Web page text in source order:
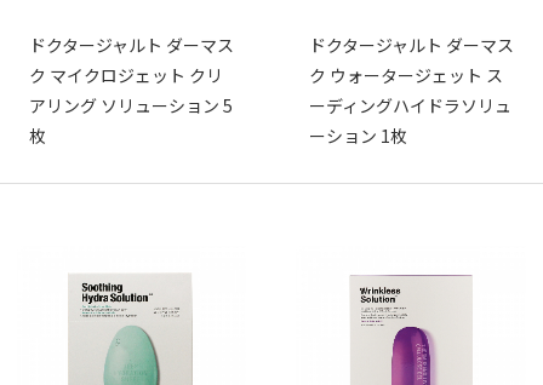
ドクタージャルト ダーマス
ク マイクロジェット クリ
アリング ソリューション 5
枚
ドクタージャルト ダーマス
ク ウォータージェット ス
ーディングハイドラソリュ
ーション 1枚